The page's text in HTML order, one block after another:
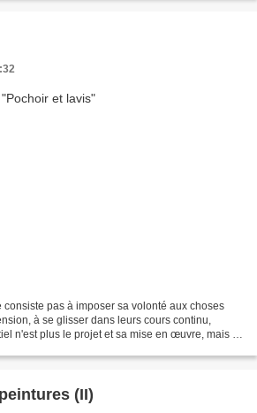
consiste pas à imposer sa volonté aux choses
à se glisser dans leurs cours continu,
n'est plus le projet et sa mise en œuvre, mais le
(II)